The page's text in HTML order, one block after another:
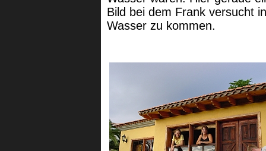
Bild bei dem Frank versucht
Wasser zu kommen.